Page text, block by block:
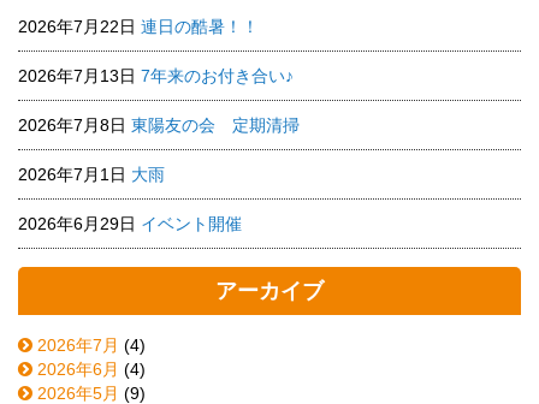
2026年7月22日 連日の酷暑！！
2026年7月13日 7年来のお付き合い♪
2026年7月8日 東陽友の会 定期清掃
2026年7月1日 大雨
2026年6月29日 イベント開催
アーカイブ
2026年7月 (4)
2026年6月 (4)
2026年5月 (9)